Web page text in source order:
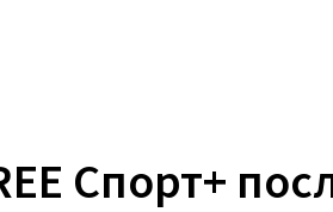
Спорт+